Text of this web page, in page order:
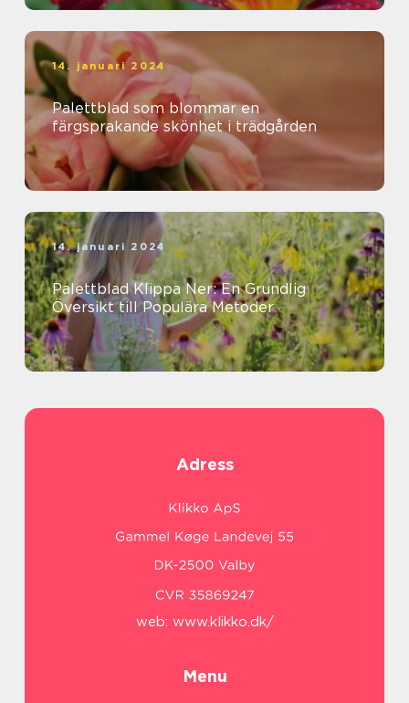
14. januari 2024
Palettblad som blommar en
färgsprakande skönhet i trädgården
14. januari 2024
Palettblad Klippa Ner: En Grundlig
Översikt till Populära Metoder
Adress
web: www.klikko.dk/
Menu